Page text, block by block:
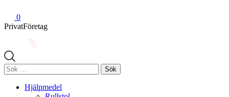
0
PrivatFöretag
Sök
efter:
Hjälpmedel